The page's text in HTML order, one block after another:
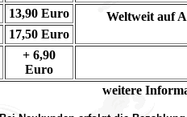
13,90 Euro
Weltweit auf
17,50 Euro
+ 6,90
Euro
weitere